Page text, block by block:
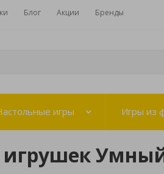
Блог Акции Бренды
игры Игры из